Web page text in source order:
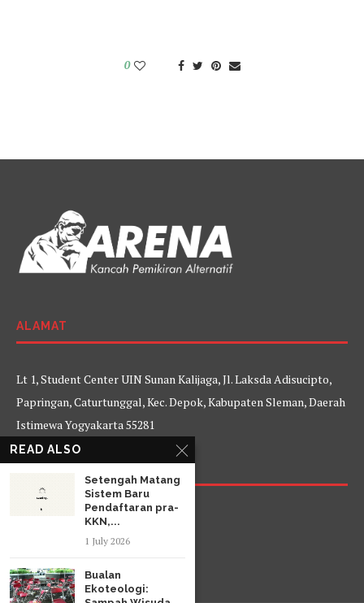
0
ALAMAT
Lt 1, Student Center UIN Sunan Kalijaga, Jl. Laksda Adisucipto,
Papringan, Caturtunggal, Kec. Depok, Kabupaten Sleman, Daerah
Istimewa Yogyakarta 55281
InstagramYouTube
READ ALSO
Setengah Matang
Sistem Baru
Pendaftaran pra-
KKN,...
1 July 2026
Bualan
Ekoteologi: